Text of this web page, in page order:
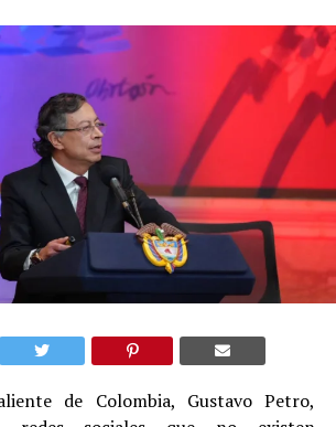
de Colombia, Gustavo Petro,